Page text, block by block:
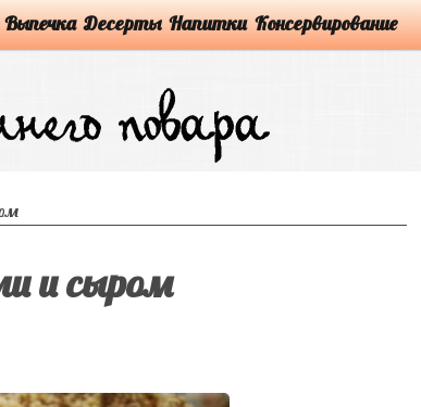
Выпечка Десерты Напитки Консервирование
и сыром